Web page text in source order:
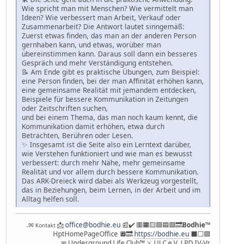
Wie spricht man mit Menschen? Wie vermittelt man
Ideen? Wie verbessert man Arbeit, Verkauf oder
Zusammenarbeit? Die Antwort lautet sinngemäß:
Zuerst etwas finden, das man an der anderen Person
gernhaben kann, und etwas, worüber man
übereinstimmen kann. Daraus soll dann ein besseres
Gespräch und mehr Verständigung entstehen.
📝 Am Ende gibt es praktische Übungen, zum Beispiel:
eine Person finden, bei der man Affinität erhöhen kann,
eine gemeinsame Realität mit jemandem entdecken,
Beispiele für bessere Kommunikation in Zeitungen
oder Zeitschriften suchen,
und bei einem Thema, das man noch kaum kennt, die
Kommunikation damit erhöhen, etwa durch
Betrachten, Berühren oder Lesen.
✨ Insgesamt ist die Seite also ein Lerntext darüber,
wie Verstehen funktioniert und wie man es bewusst
verbessert: durch mehr Nähe, mehr gemeinsame
Realität und vor allem durch bessere Kommunikation.
Das ARK-Dreieck wird dabei als Werkzeug vorgestellt,
das in Beziehungen, beim Lernen, in der Arbeit und im
Alltag helfen soll.
.✉ Kontakt 📩office@bodhie.eu 📰✔️ 🟥🟧🟨🟩🟦🟪🔜Bodhie™
HptHomePageOffice 🔲🔜https://bodhie.eu ⬛️⬜️🟪